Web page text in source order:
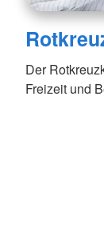
Der
Freizeit und